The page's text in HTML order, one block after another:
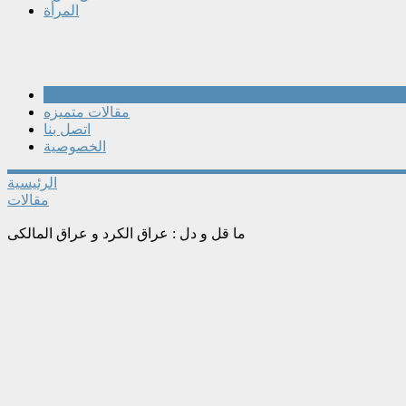
المرأة
مقالات متميزه
اتصل بنا
الخصوصية
الرئيسية
مقالات
ما قل و دل : عراق الكرد و عراق المالكى